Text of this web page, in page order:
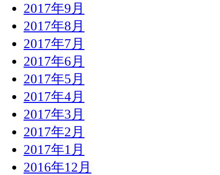
2017年9月
2017年8月
2017年7月
2017年6月
2017年5月
2017年4月
2017年3月
2017年2月
2017年1月
2016年12月